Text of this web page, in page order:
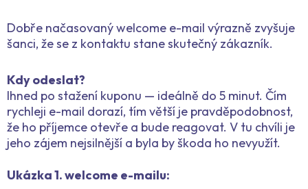
Dobře načasovaný welcome e-mail výrazně zvyšuje
šanci, že se z kontaktu stane skutečný zákazník.
Kdy odeslat?
Ihned po stažení kuponu — ideálně do 5 minut. Čím
rychleji e-mail dorazí, tím větší je pravděpodobnost,
že ho příjemce otevře a bude reagovat. V tu chvíli je
jeho zájem nejsilnější a byla by škoda ho nevyužít.
Ukázka 1. welcome e-mailu: